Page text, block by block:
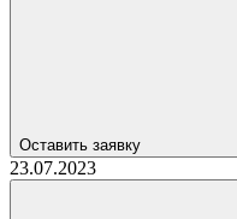
Оставить заявку
23.07.2023